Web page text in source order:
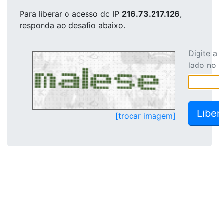
Para liberar o acesso do IP 216.73.217.126,
responda ao desafio abaixo.
[trocar imagem]
Digite
lado no